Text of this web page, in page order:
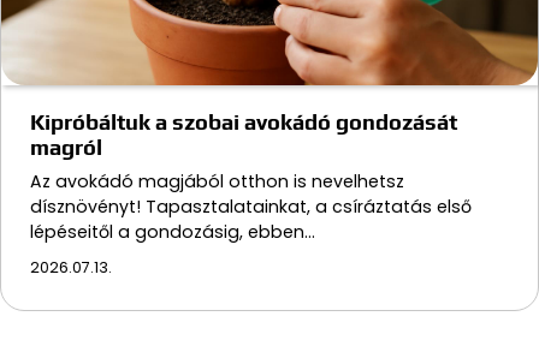
Kipróbáltuk a szobai avokádó gondozását
magról
Az avokádó magjából otthon is nevelhetsz
dísznövényt! Tapasztalatainkat, a csíráztatás első
lépéseitől a gondozásig, ebben…
2026.07.13.